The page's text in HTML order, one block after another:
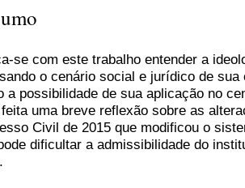
se com este trabalho entender a
o cenário social e jurídico de
a possibilidade de sua aplicação no
uma breve reflexão sobre as
Civil de 2015 que modificou o
dificultar a admissibilidade do